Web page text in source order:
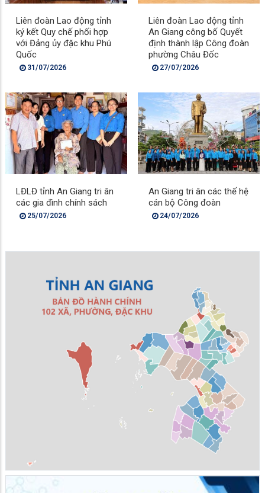
Liên đoàn Lao động tỉnh
ký kết Quy chế phối hợp
với Đảng ủy đặc khu Phú
Quốc
31/07/2026
Liên đoàn Lao động tỉnh
An Giang công bố Quyết
định thành lập Công đoàn
phường Châu Đốc
27/07/2026
LĐLĐ tỉnh An Giang tri ân
các gia đình chính sách
25/07/2026
An Giang tri ân các thế hệ
cán bộ Công đoàn
24/07/2026